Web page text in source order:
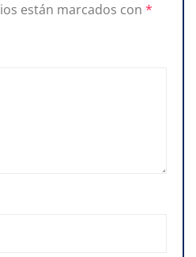
están marcados con *